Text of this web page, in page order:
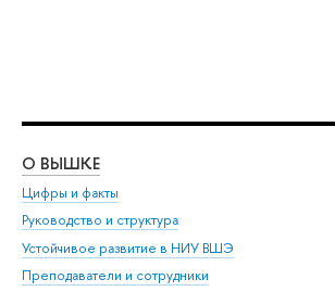
О ВЫШКЕ
Цифры и факты
Руководство и структура
Устойчивое развитие в НИУ ВШЭ
Преподаватели и сотрудники